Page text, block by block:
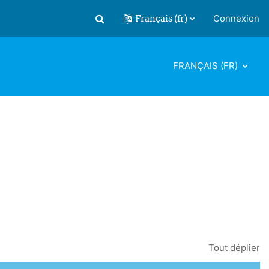
Activer/désactiver la saisie de
Français ‎(fr)‎ Connexion
FRANÇAIS ‎(FR)‎
Tout déplier